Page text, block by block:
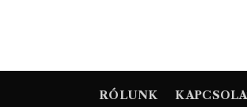
RÓLUNK